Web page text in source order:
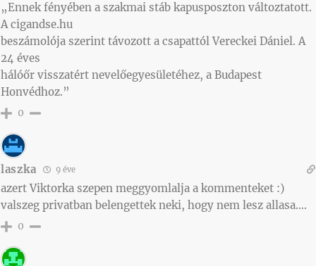
„Ennek fényében a szakmai stáb kapusposzton változtatott.
A cigandse.hu
beszámolója szerint távozott a csapattól Vereckei Dániel. A
24 éves
hálóőr visszatért nevelőegyesületéhez, a Budapest
Honvédhoz.”
0
laszka 9 éve
azert Viktorka szepen meggyomlalja a kommenteket :)
valszeg privatban belengettek neki, hogy nem lesz allasa….
0